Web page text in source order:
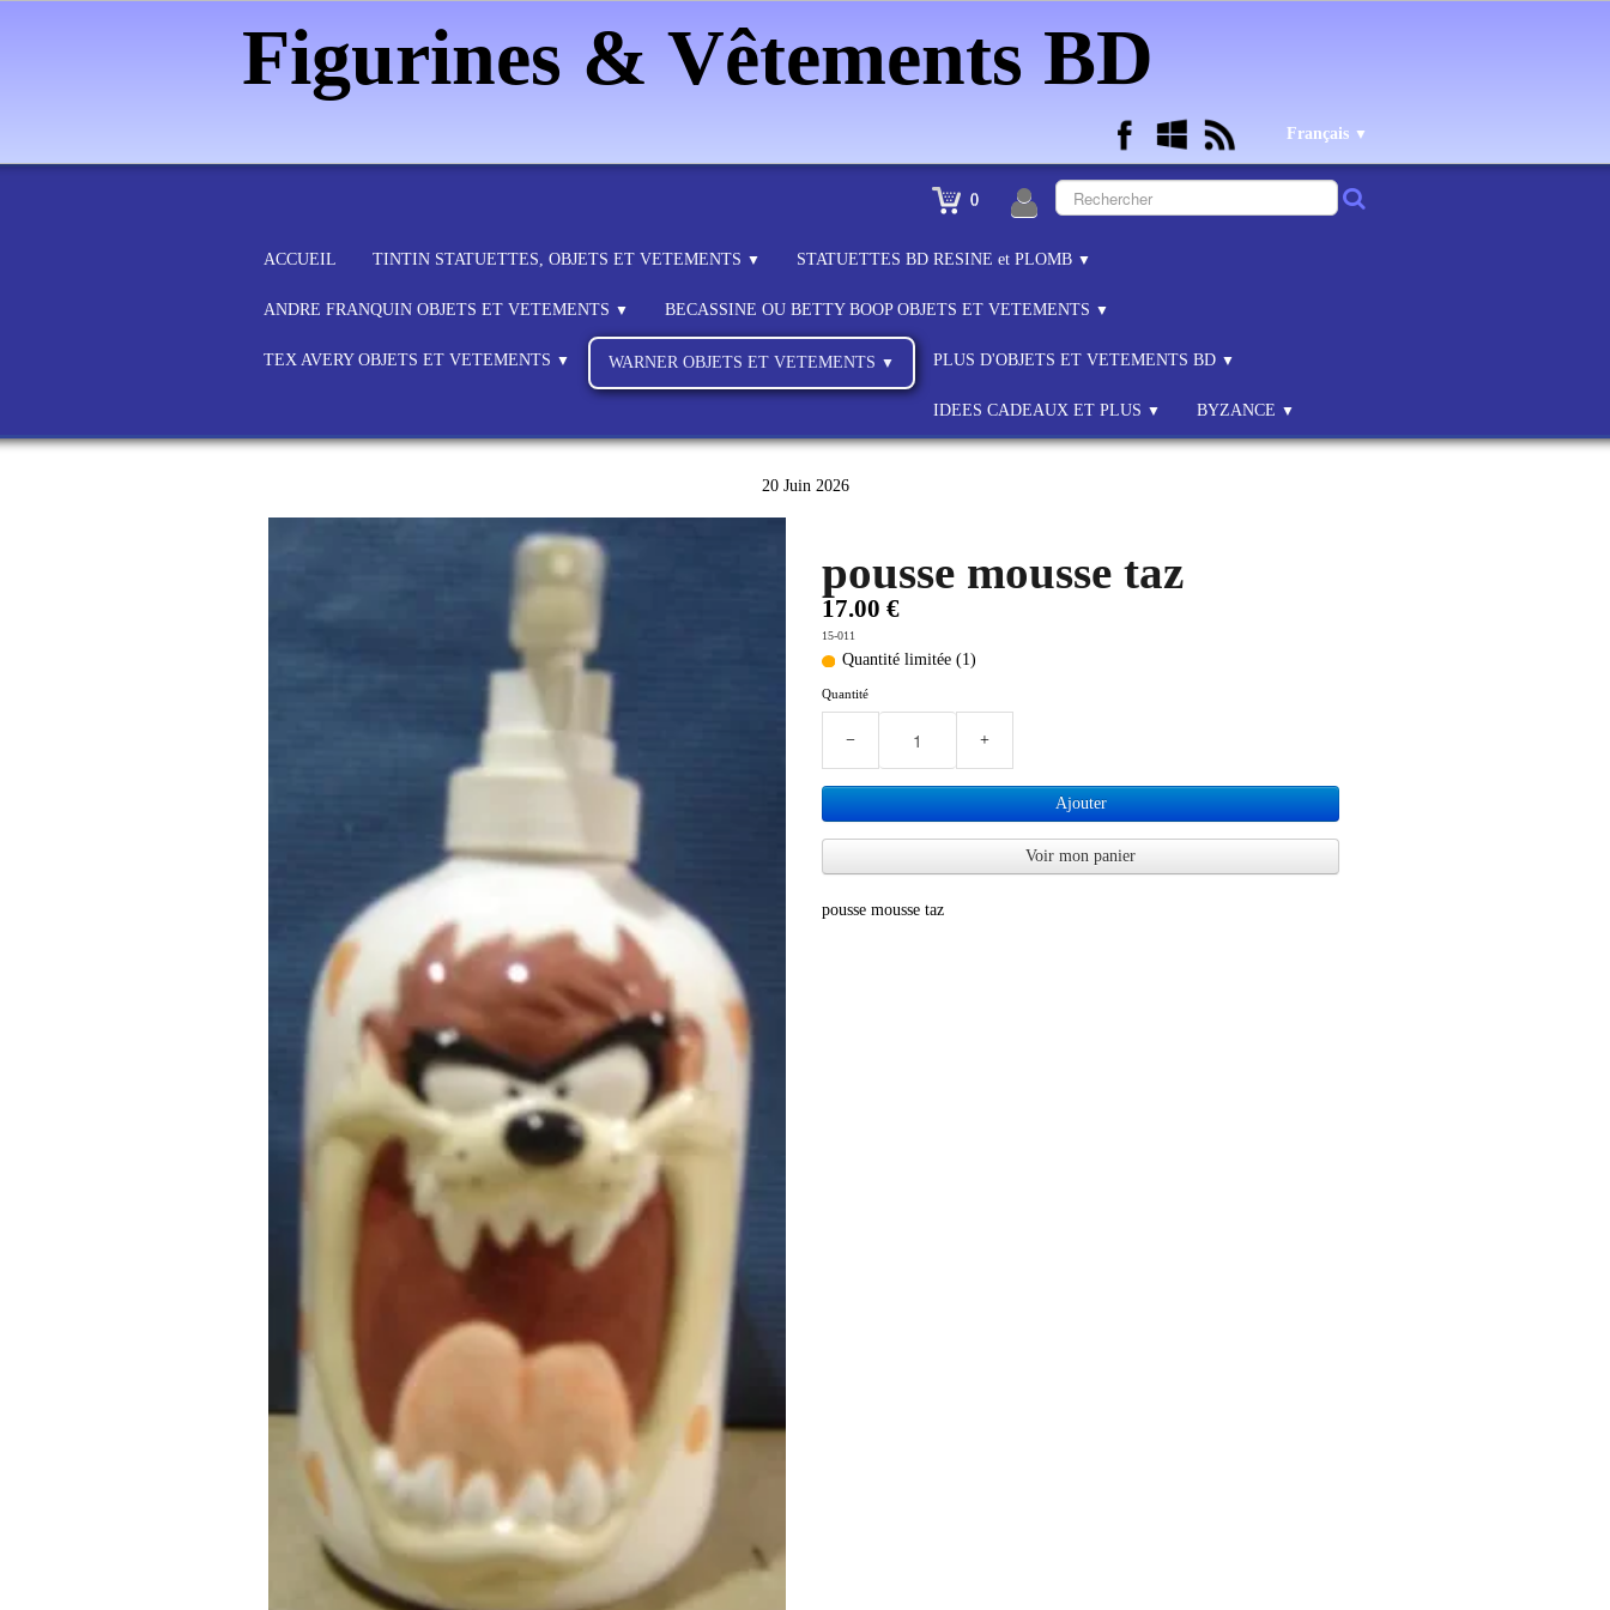
Figurines & Vêtements BD
Français ▼
0
ACCUEIL TINTIN STATUETTES, OBJETS ET VETEMENTS ▼ STATUETTES BD RESINE et PLOMB ▼
ANDRE FRANQUIN OBJETS ET VETEMENTS ▼ BECASSINE OU BETTY BOOP OBJETS ET VETEMENTS ▼
TEX AVERY OBJETS ET VETEMENTS ▼ WARNER OBJETS ET VETEMENTS ▼ PLUS D'OBJETS ET VETEMENTS BD ▼
IDEES CADEAUX ET PLUS ▼ BYZANCE ▼
20 Juin 2026
pousse mousse taz
17.00 €
15-011
Quantité limitée (1)
Quantité
− +
Ajouter
Voir mon panier
pousse mousse taz